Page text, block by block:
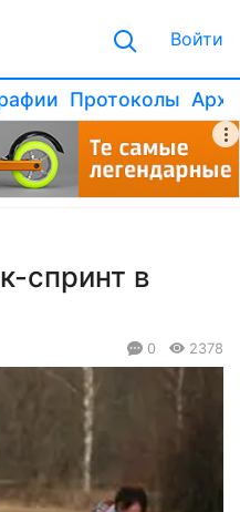
Войти
Протоколы
спринт в
0 2378